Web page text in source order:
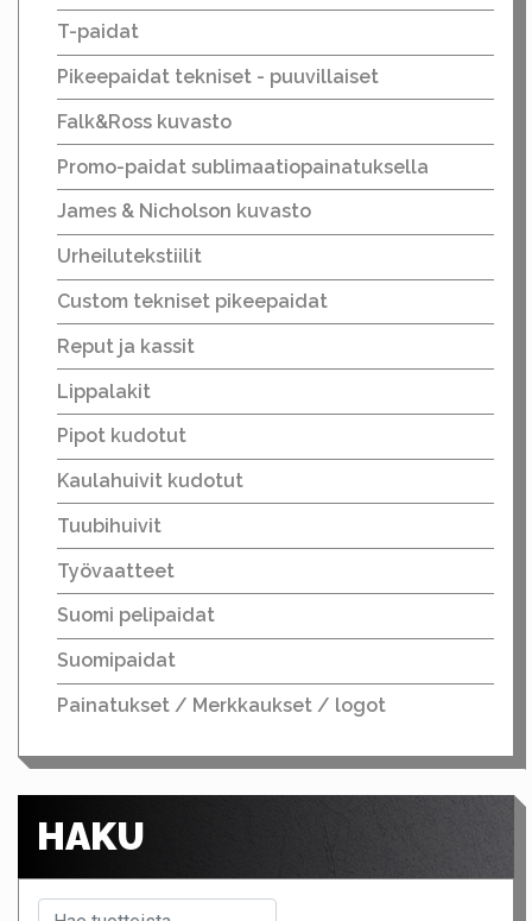
T-paidat
Pikeepaidat tekniset - puuvillaiset
Falk&Ross kuvasto
Promo-paidat sublimaatiopainatuksella
James & Nicholson kuvasto
Urheilutekstiilit
Custom tekniset pikeepaidat
Reput ja kassit
Lippalakit
Pipot kudotut
Kaulahuivit kudotut
Tuubihuivit
Työvaatteet
Suomi pelipaidat
Suomipaidat
Painatukset / Merkkaukset / logot
HAKU